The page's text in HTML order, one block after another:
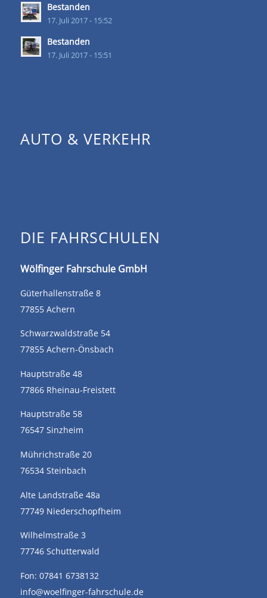
Bestanden
17. Juli 2017 - 15:52
Bestanden
17. Juli 2017 - 15:51
AUTO & VERKEHR
DIE FAHRSCHULEN
Wölfinger Fahrschule GmbH
Güterhallenstraße 8
77855 Achern
Schwarzwaldstraße 54
77855 Achern-Önsbach
Hauptstraße 48
77866 Rheinau-Freistett
Hauptstraße 58
76547 Sinzheim
Mührichstraße 20
76534 Steinbach
Alte Landstraße 48a
77749 Niederschopfheim
Wilhelmstraße 3
77746 Schutterwald
Fon: 07841 6738132
info@woelfinger-fahrschule.de